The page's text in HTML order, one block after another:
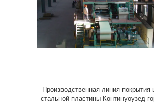
Полностью готовая
плиты батареи 28m/Min